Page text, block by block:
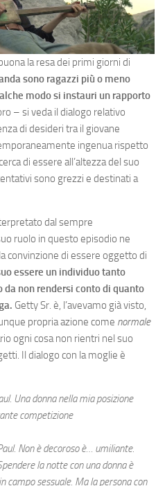
la resa dei primi giorni di
sono ragazzi più o meno
modo si instauri un rapporto
– si veda il dialogo relativo
di desideri tra il giovane
ingenua rispetto
di essere all’altezza del suo
sono grezzi e destinati a
dal sempre
ruolo in questo episodio ne
convinzione di essere oggetto di
essere un individuo tanto
non rendersi conto di quanto
Getty Sr. è, l’avevamo già visto,
propria azione come normale
ogni cosa non rientri nel suo
Il dialogo con la moglie è
Una donna nella mia posizione
competizione
Non è decoroso è… umiliante.
la notte con una donna è
campo sessuale. Ma la persona con